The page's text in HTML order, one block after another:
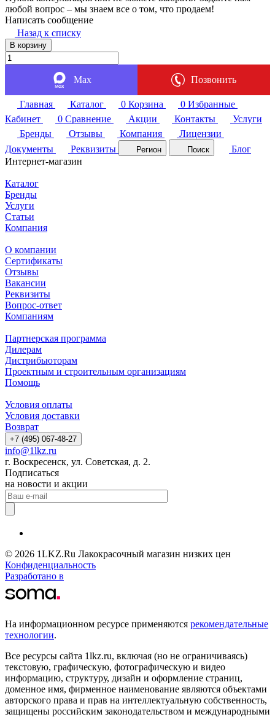
любой вопрос – мы знаем все о том, что продаем!
Написать сообщение
Назад к списку
В корзину
Max Позвонить
Главная Каталог 0 Корзина 0 Избранные
Кабинет
0 Сравнение Акции Контакты
Услуги
Бренды
Отзывы Компания
Лицензии
Документы
Реквизиты Регион Поиск
Блог
Интернет-магазин
Каталог
Бренды
Услуги
Статьи
Компания
О компании
Сертификаты
Отзывы
Вакансии
Реквизиты
Вопрос-ответ
Компаниям
Партнерская программа
Дилерам
Дистрибьюторам
Проектным и строительным организациям
Помощь
Условия оплаты
Условия доставки
Возврат
+7 (495) 067-48-27
info@1lkz.ru
г. Воскресенск, ул. Советская, д. 2.
Подписаться
на новости и акции
© 2026 1LKZ.Ru Лакокрасочный магазин низких цен
Конфиденциальность
Разработано в
На информационном ресурсе применяются рекомендательные
технологии.
Все ресурсы сайта 1lkz.ru, включая (но не ограничиваясь)
текстовую, графическую, фотографическую и видео
информацию, структуру, дизайн и оформление страниц,
доменное имя, фирменное наименование являются объектами
авторского права и прав на интеллектуальную собственность,
защищены российским законодательством и международными